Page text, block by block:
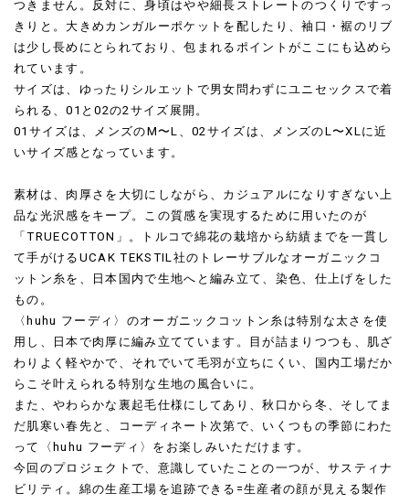
つきません。反対に、身頃はやや細長ストレートのつくりですっ
きりと。大きめカンガルーポケットを配したり、袖口・裾のリブ
は少し長めにとられており、包まれるポイントがここにも込めら
れています。
サイズは、ゆったりシルエットで男女問わずにユニセックスで着
られる、01と02の2サイズ展開。
01サイズは、メンズのM〜L、02サイズは、メンズのL〜XLに近
いサイズ感となっています。
素材は、肉厚さを大切にしながら、カジュアルになりすぎない上
品な光沢感をキープ。この質感を実現するために用いたのが
「TRUECOTTON」。トルコで綿花の栽培から紡績までを一貫し
て手がけるUCAK TEKSTIL社のトレーサブルなオーガニックコ
ットン糸を、日本国内で生地へと編み立て、染色、仕上げをした
もの。
〈huhu フーディ〉のオーガニックコットン糸は特別な太さを使
用し、日本で肉厚に編み立てています。目が詰まりつつも、肌ざ
わりよく軽やかで、それでいて毛羽が立ちにくい、国内工場だか
らこそ叶えられる特別な生地の風合いに。
また、やわらかな裏起毛仕様にしてあり、秋口から冬、そしてま
だ肌寒い春先と、コーディネート次第で、いくつもの季節にわた
って〈huhu フーディ〉をお楽しみいただけます。
今回のプロジェクトで、意識していたことの一つが、サスティナ
ビリティ。綿の生産工場を追跡できる=生産者の顔が見える製作